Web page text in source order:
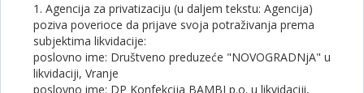
1. Agencija za privatizaciju (u daljem tekstu: Agencija)
poziva poverioce da prijave svoja potraživanja prema
subjektima likvidacije:
poslovno ime: Društveno preduzeće "NOVOGRADNjA" u
likvidaciji, Vranje
poslovno ime: DP Konfekcija BAMBI p.o. u likvidaciji,